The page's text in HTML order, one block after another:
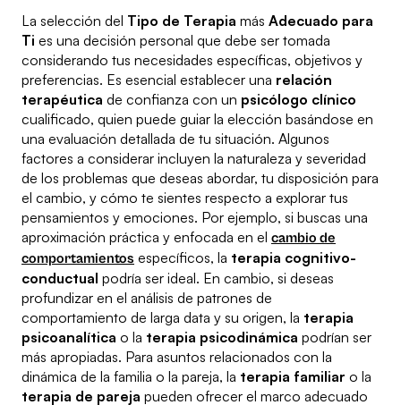
La selección del Tipo de Terapia más Adecuado para
Ti es una decisión personal que debe ser tomada
considerando tus necesidades específicas, objetivos y
preferencias. Es esencial establecer una relación
terapéutica de confianza con un psicólogo clínico
cualificado, quien puede guiar la elección basándose en
una evaluación detallada de tu situación. Algunos
factores a considerar incluyen la naturaleza y severidad
de los problemas que deseas abordar, tu disposición para
el cambio, y cómo te sientes respecto a explorar tus
pensamientos y emociones. Por ejemplo, si buscas una
aproximación práctica y enfocada en el cambio de
comportamientos específicos, la terapia cognitivo-
conductual podría ser ideal. En cambio, si deseas
profundizar en el análisis de patrones de
comportamiento de larga data y su origen, la terapia
psicoanalítica o la terapia psicodinámica podrían ser
más apropiadas. Para asuntos relacionados con la
dinámica de la familia o la pareja, la terapia familiar o la
terapia de pareja pueden ofrecer el marco adecuado